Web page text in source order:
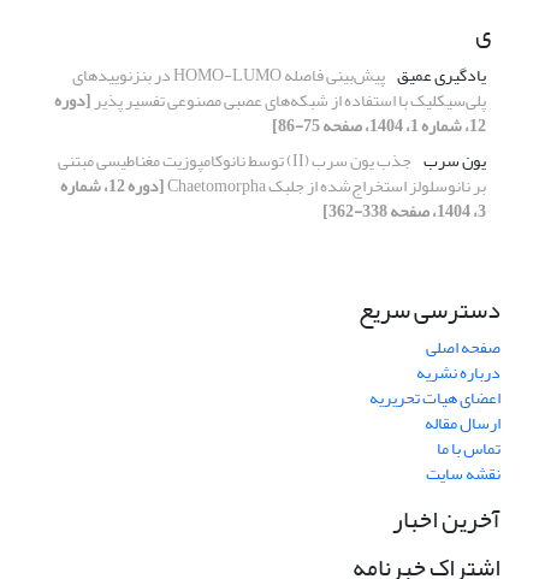
ی
یادگیری عمیق پیش‌بینی فاصله HOMO-LUMO در بنزنوییدهای
پلی‌سیکلیک با استفاده از شبکه‌های عصبی مصنوعی تفسیر پذیر[دوره
12، شماره 1، 1404، صفحه 75-86]
یون سرب
جذب یون سرب (II) توسط نانوکامپوزیت مغناطیسی مبتنی
بر نانوسلولز استخراج‌شده از جلبک Chaetomorpha [دوره 12، شماره
3، 1404، صفحه 338-362]
دسترسی سریع
صفحه اصلی
درباره نشریه
اعضای هیات تحریریه
ارسال مقاله
تماس با ما
نقشه سایت
آخرین اخبار
اشتراک خبرنامه